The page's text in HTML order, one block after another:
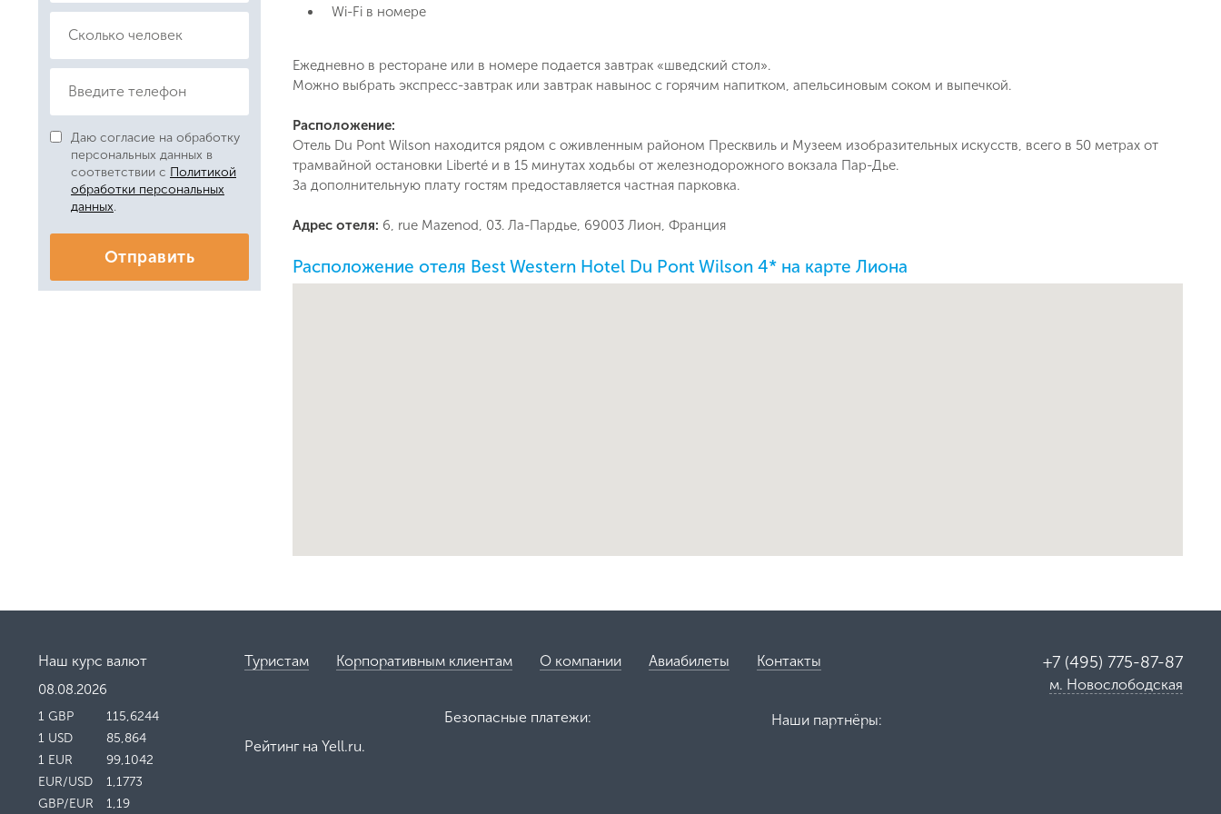
Даю согласие на обработку
персональных данных в
соответствии с Политикой
обработки персональных
данных.
Отправить
Wi-Fi в номере
Ежедневно в ресторане или в номере подается завтрак «шведский стол».
Можно выбрать экспресс-завтрак или завтрак навынос с горячим напитком, апельсиновым соком и выпечкой.
Расположение:
Отель Du Pont Wilson находится рядом с оживленным районом Пресквиль и Музеем изобразительных искусств, всего в 50 метрах от
трамвайной остановки Liberté и в 15 минутах ходьбы от железнодорожного вокзала Пар-Дье.
За дополнительную плату гостям предоставляется частная парковка.
Адрес отеля: 6, rue Mazenod, 03. Ла-Пардье, 69003 Лион, Франция
Расположение отеля Best Western Hotel Du Pont Wilson 4* на карте Лиона
Наш курс валют
08.08.2026
1 GBP
115,6244
1 USD
85,864
1 EUR
99,1042
EUR/USD
1,1773
GBP/EUR
1,19
+7 (495) 775-87-87
м. Новослободская
Туристам Корпоративным клиентам О компании Авиабилеты Контакты
Рейтинг на Yell.ru.
Безопасные платежи: Наши партнёры: